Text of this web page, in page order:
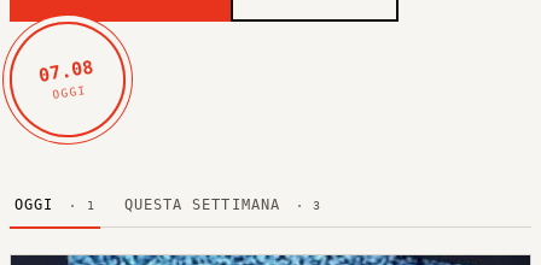
07.08
OGGI
OGGI · 1 QUESTA SETTIMANA · 3